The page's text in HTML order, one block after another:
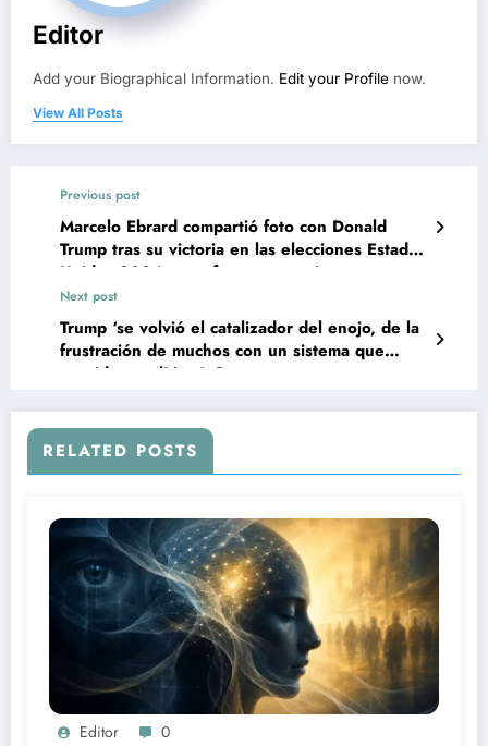
Editor
Add your Biographical Information. Edit your Profile now.
View All Posts
Previous post
Marcelo Ebrard compartió foto con Donald
Trump tras su victoria en las elecciones Estados
Unidos 2024; este fue su mensaje
Next post
Trump ‘se volvió el catalizador del enojo, de la
frustración de muchos con un sistema que
consideran elitista’: Dresser
RELATED POSTS
Editor 0